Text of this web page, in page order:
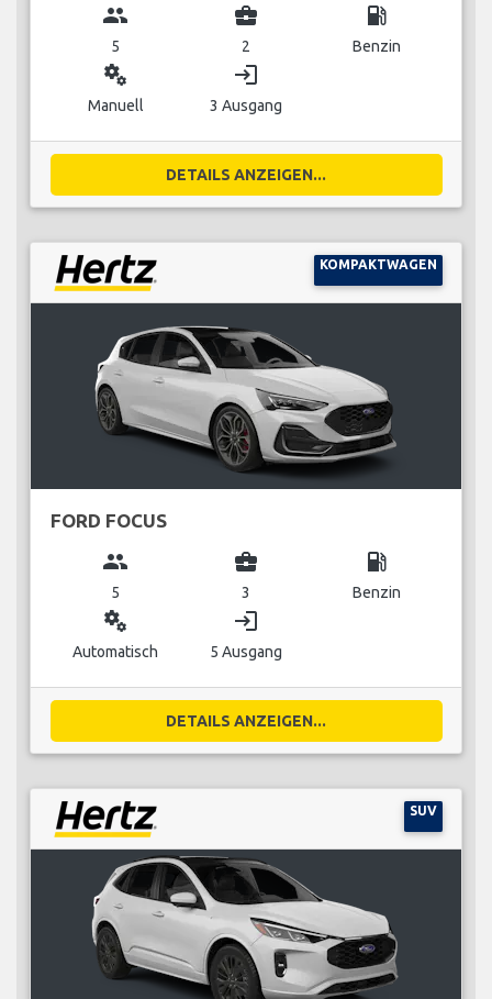
group
5
business_center
2
local_gas_station
Benzin
miscellaneous_services
Manuell
login
3 Ausgang
DETAILS ANZEIGEN...
KOMPAKTWAGEN
FORD FOCUS
group
5
business_center
3
local_gas_station
Benzin
miscellaneous_services
Automatisch
login
5 Ausgang
DETAILS ANZEIGEN...
SUV